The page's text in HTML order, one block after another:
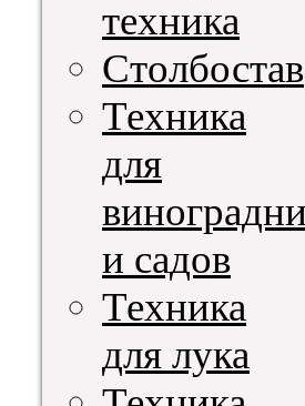
техника
Столбостав
Техника
для
и садов
Техника
для лука